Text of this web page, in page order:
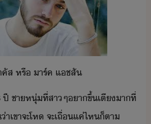
คัส​ ​หรื​ ​าร์ค​ ​แช​สั
ชาหุ่​ที่​สา​ๆ​า​ขึ้​เตี​า​ที่
า​เขา​จะ​โห​ ​จะ​เถื่​แค่ไห​็ตา